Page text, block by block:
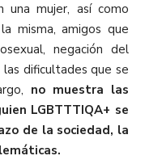
una mujer, así como
misma, amigos que
negación del
las dificultades que se
no muestra las
LGBTTTIQA+ se
de la sociedad, la